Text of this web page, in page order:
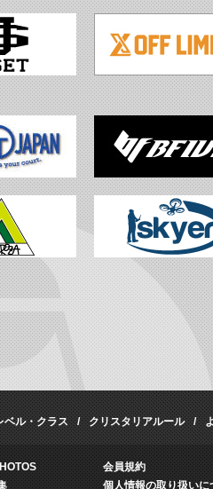
ベル・クラス クリスタリアルール
会員規約
個人情報の取り扱いに